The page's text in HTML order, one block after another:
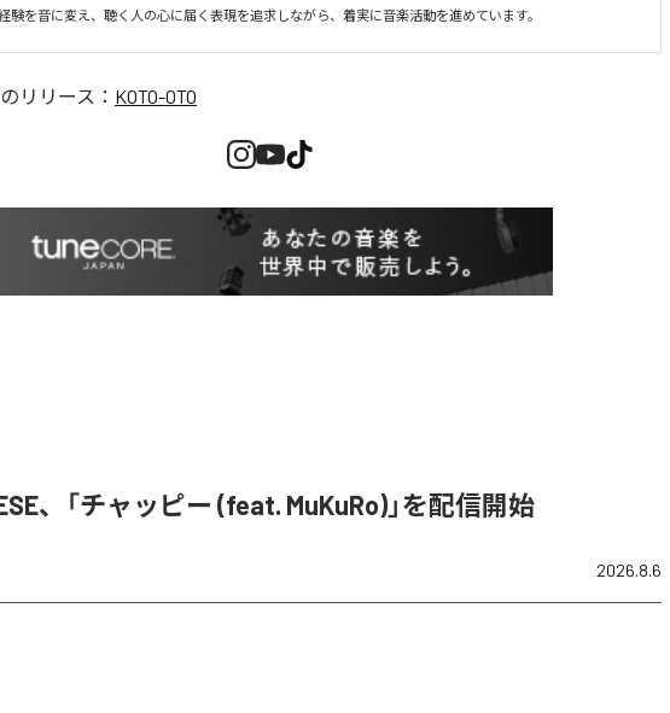
験を音に変え、聴く人の心に届く表現を追求しながら、着実に音楽活動を進めています。
リリース： KOTO-OTO
、「チャッピー (feat. MuKuRo)」を配信開始
2026.8.6